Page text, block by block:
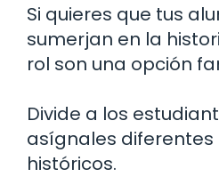
Si quieres que tus
sumerjan en la
rol son una opción
Divide a los
asígnales
históricos.